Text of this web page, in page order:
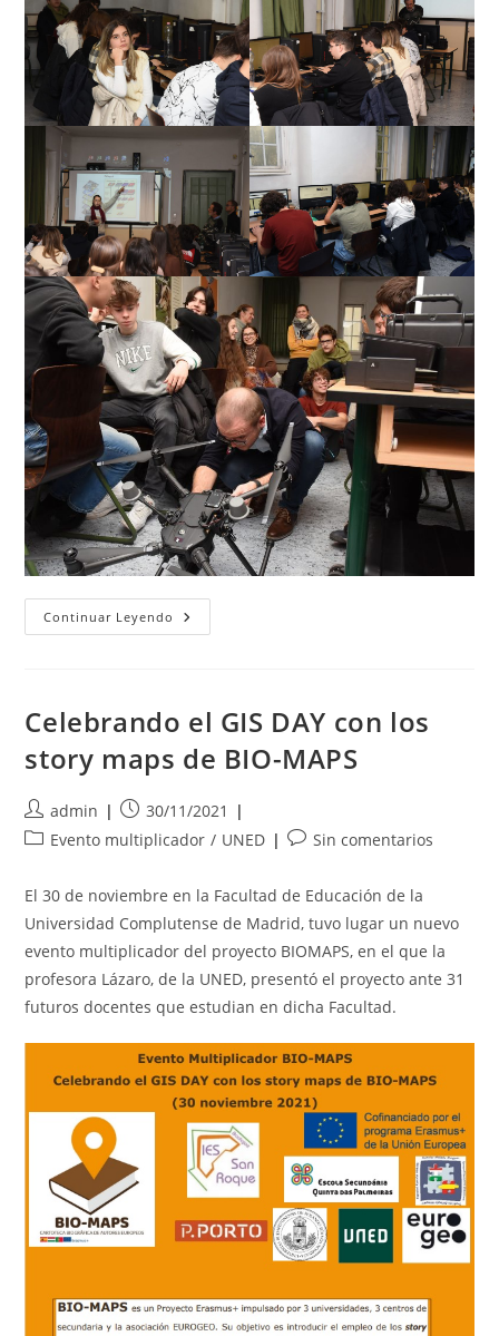
Continuar Leyendo Nuevo
Evento
Celebrando el GIS DAY con los
story maps de BIO-MAPS
Autor
de
admin
Publicación
de
30/11/2021
Categoría
la
entrada:
Evento multiplicador / UNED
Comentarios
la
entrada:
Sin comentarios
El 30 de noviembre en la Facultad de Educación de la
Universidad Complutense de Madrid, tuvo lugar un nuevo
evento multiplicador del proyecto BIOMAPS, en el que la
profesora Lázaro, de la UNED, presentó el proyecto ante 31
futuros docentes que estudian en dicha Facultad.